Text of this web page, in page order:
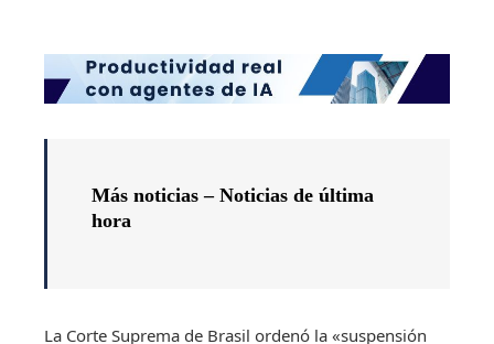
Más noticias – Noticias de última
hora
La Corte Suprema de Brasil ordenó la «suspensión